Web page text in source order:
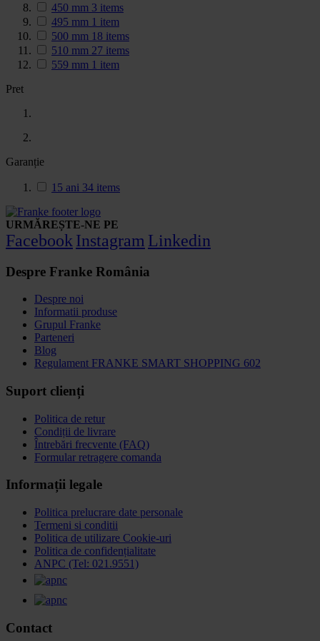
450 mm 3 items
495 mm 1 item
500 mm 18 items
510 mm 27 items
559 mm 1 item
Pret
Garanție
15 ani 34 items
URMĂREȘTE-NE PE
Facebook Instagram Linkedin
Despre Franke România
Despre noi
Informatii produse
Grupul Franke
Parteneri
Blog
Regulament FRANKE SMART SHOPPING 602
Suport clienți
Politica de retur
Condiții de livrare
Întrebări frecvente (FAQ)
Formular retragere comanda
Informații legale
Politica prelucrare date personale
Termeni si conditii
Politica de utilizare Cookie-uri
Politica de confidențialitate
ANPC (Tel: 021.9551)
Contact